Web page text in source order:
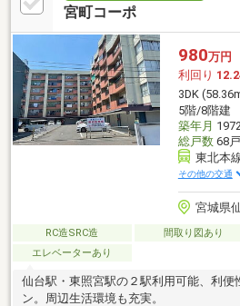
宮町コーポ
980万円
利回り
3DK
5階/8階建
築年月
総戸数68戸
東北本
その他の交通
宮城県
RC造SRC造 間取り図あり
エレベーターあり
仙台駅・東照宮駅の２駅利用可能、利便
ン。周辺生活環境も充実。